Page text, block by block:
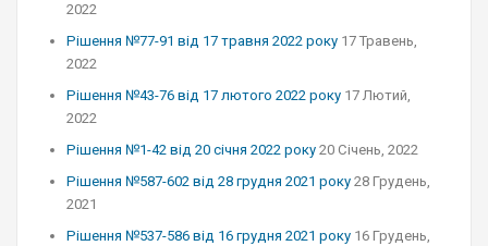
2022
Рішення №77-91 від 17 травня 2022 року 17 Травень,
2022
Рішення №43-76 від 17 лютого 2022 року 17 Лютий,
2022
Рішення №1-42 від 20 січня 2022 року 20 Січень, 2022
Рішення №587-602 від 28 грудня 2021 року 28 Грудень,
2021
Рішення №537-586 від 16 грудня 2021 року 16 Грудень,